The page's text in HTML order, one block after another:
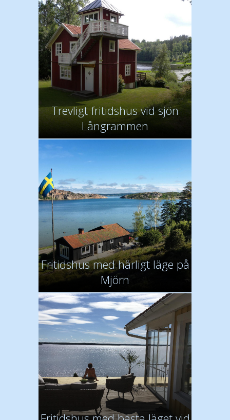
Trevligt fritidshus vid sjön
Långrammen
Fritidshus med härligt läge på
Mjörn